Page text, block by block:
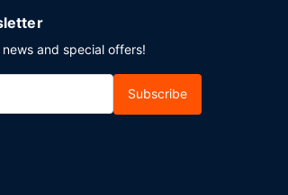
and special offers!
Subscribe